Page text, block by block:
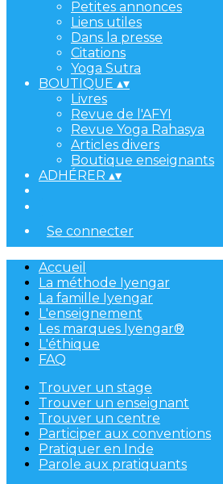
Petites annonces
Liens utiles
Dans la presse
Citations
Yoga Sutra
BOUTIQUE ▴▾
Livres
Revue de l'AFYI
Revue Yoga Rahasya
Articles divers
Boutique enseignants
ADHÉRER ▴▾
Se connecter
Accueil
La méthode Iyengar
La famille Iyengar
L'enseignement
Les marques Iyengar®
L'éthique
FAQ
Trouver un stage
Trouver un enseignant
Trouver un centre
Participer aux conventions
Pratiquer en Inde
Parole aux pratiquants